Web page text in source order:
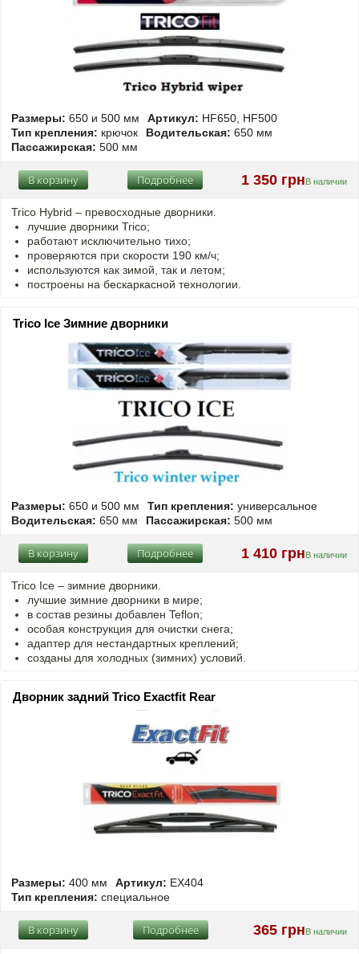
Размеры: 650 и 500 мм Артикул: HF650, HF500
Тип крепления: крючок Водительская: 650 мм
Пассажирская: 500 мм
1 350 грнВ наличии
Подробнее
В корзину
Trico Hybrid – превосходные дворники.
лучшие дворники Trico;
работают исключительно тихо;
проверяются при скорости 190 км/ч;
используются как зимой, так и летом;
построены на бескаркасной технологии.
Trico Ice Зимние дворники
Размеры: 650 и 500 мм Тип крепления: универсальное
Водительская: 650 мм Пассажирская: 500 мм
1 410 грнВ наличии
Подробнее
В корзину
Trico Ice – зимние дворники.
лучшие зимние дворники в мире;
в состав резины добавлен Teflon;
особая конструкция для очистки снега;
адаптер для нестандартных креплений;
созданы для холодных (зимних) условий.
Дворник задний Trico Exactfit Rear
Размеры: 400 мм Артикул: EX404
Тип крепления: специальное
365 грнВ наличии
Подробнее
В корзину